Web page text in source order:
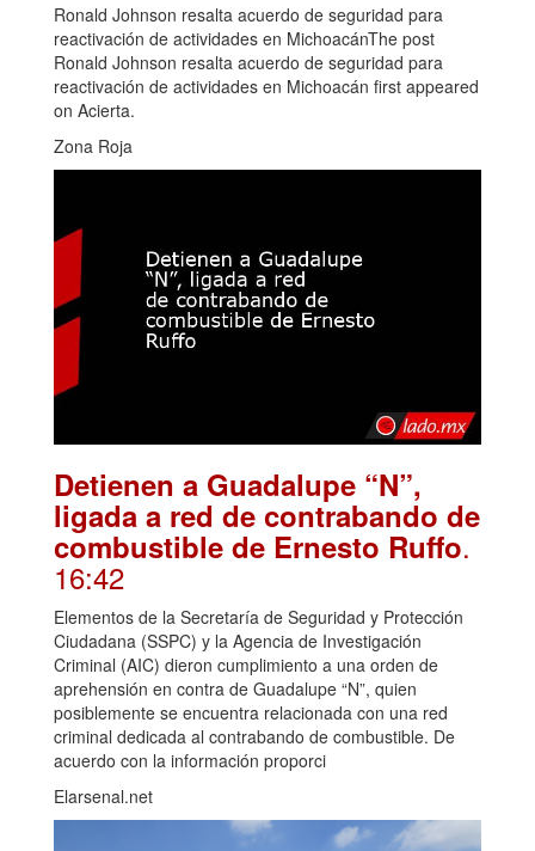
Ronald Johnson resalta acuerdo de seguridad para
reactivación de actividades en MichoacánThe post
Ronald Johnson resalta acuerdo de seguridad para
reactivación de actividades en Michoacán first appeared
on Acierta.
Zona Roja
Detienen a Guadalupe “N”,
ligada a red de contrabando de
combustible de Ernesto Ruffo.
16:42
Elementos de la Secretaría de Seguridad y Protección
Ciudadana (SSPC) y la Agencia de Investigación
Criminal (AIC) dieron cumplimiento a una orden de
aprehensión en contra de Guadalupe “N”, quien
posiblemente se encuentra relacionada con una red
criminal dedicada al contrabando de combustible. De
acuerdo con la información proporci
Elarsenal.net